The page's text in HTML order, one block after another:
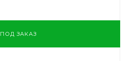
ПОД ЗАКАЗ